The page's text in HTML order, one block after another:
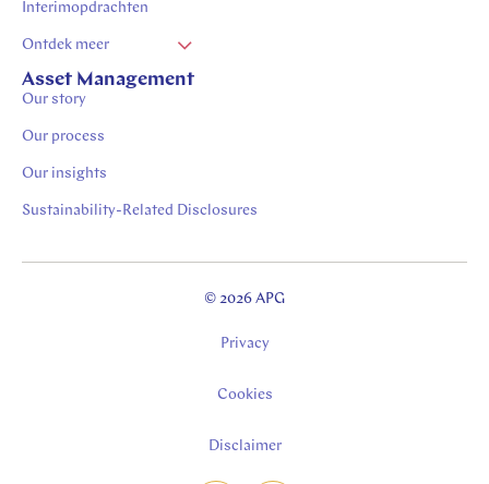
Interimopdrachten
Ontdek meer
Vacatures Zuid Limburg
Stages in Zuid-Limburg
Asset Management
Our story
Our process
Our insights
Sustainability-Related Disclosures
© 2026 APG
Privacy
Cookies
Disclaimer